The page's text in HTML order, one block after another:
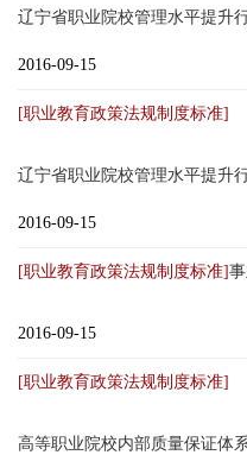
辽宁省职业院校管理水平提升
2016-09-15
[职业教育政策法规制度标准]
辽宁省职业院校管理水平提升
2016-09-15
[职业教育政策法规制度标准]
2016-09-15
[职业教育政策法规制度标准]
高等职业院校内部质量保证体